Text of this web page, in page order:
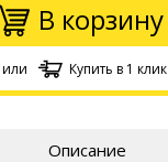
В корзину
или Купить в 1 клик
Описание